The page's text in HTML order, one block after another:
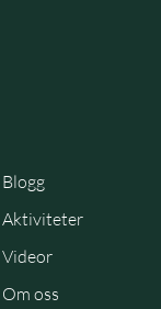
Blogg
Aktiviteter
Videor
Om oss